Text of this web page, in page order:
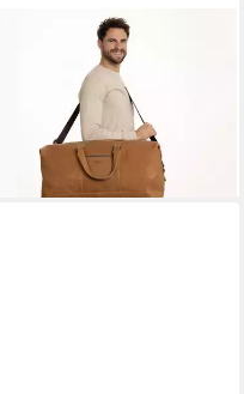
Reisetasche Gusti Leder
Reisetasche Fernando (1-tlg)
214,95 €
lieferbar - in 4-5 Werktagen bei dir